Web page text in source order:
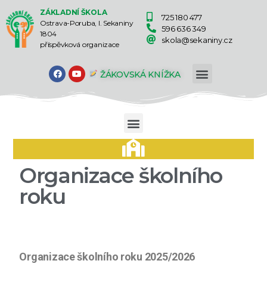
ZÁKLADNÍ ŠKOLA
Ostrava-Poruba, I. Sekaniny
1804
příspěvková organizace
725 180 477
596 636 349
skola@sekaniny.cz
ŽÁKOVSKÁ KNÍŽKA
Organizace školního
roku
Organizace školního roku 2025/2026